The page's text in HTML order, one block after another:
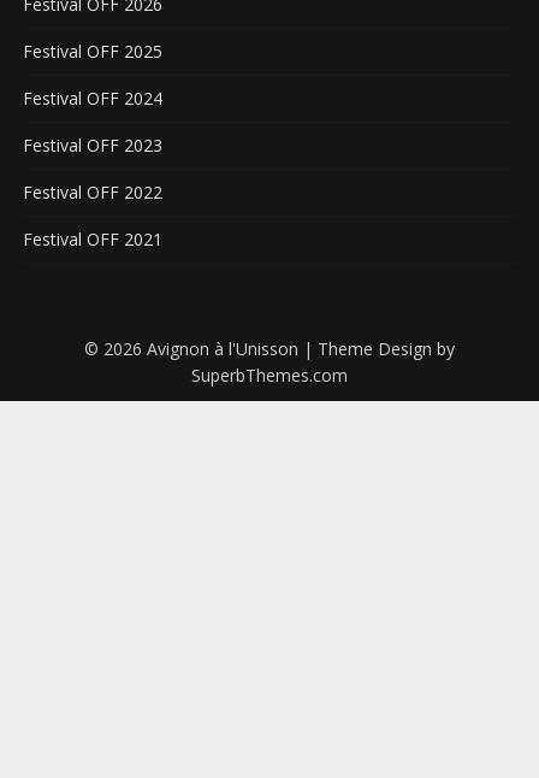
Festival OFF 2025
Festival OFF 2024
Festival OFF 2023
Festival OFF 2022
Festival OFF 2021
© 2026 Avignon à l'Unisson | Theme Design by
SuperbThemes.com